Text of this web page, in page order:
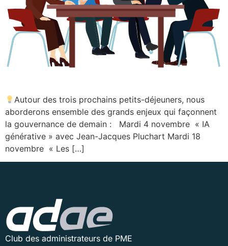
Autour des trois prochains petits-déjeuners, nous
aborderons ensemble des grands enjeux qui façonnent
la gouvernance de demain : Mardi 4 novembre « IA
générative » avec Jean-Jacques Pluchart Mardi 18
novembre « Les […]
Club des administrateurs de PME